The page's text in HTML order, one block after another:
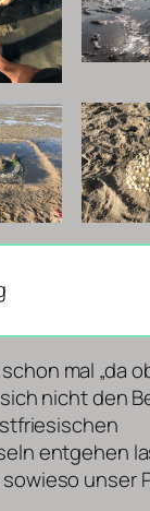
mal „da
nicht den
entgehen
unser